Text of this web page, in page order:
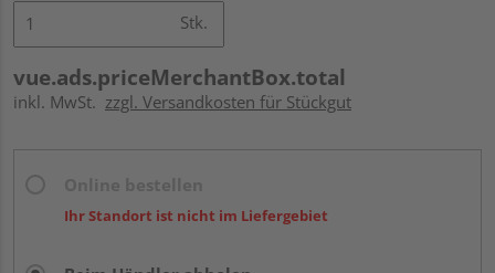
Stk.
vue.ads.priceMerchantBox.total
inkl. MwSt. zzgl. Versandkosten für Stückgut
Ihr Standort ist nicht im Liefergebiet